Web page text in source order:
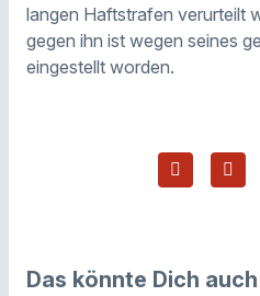
langen Haftstrafen verurteilt
gegen ihn ist wegen seines
eingestellt worden.
Das könnte Dich